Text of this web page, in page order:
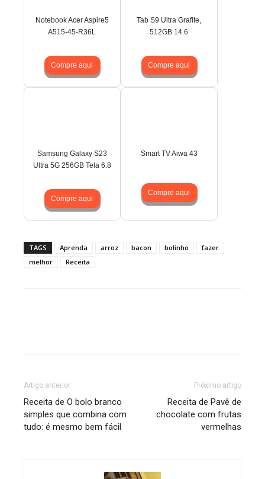
Notebook Acer Aspire5
A515-45-R36L
Compre aqui
Tab S9 Ultra Grafite,
512GB 14.6
Compre aqui
Samsung Galaxy S23
Ultra 5G 256GB Tela 6.8
Compre aqui
Smart TV Aiwa 43
Compre aqui
TAGS Aprenda arroz bacon bolinho
fazer
melhor
Receita
Artigo anterior
Receita de O bolo branco
simples que combina com
tudo: é mesmo bem fácil
Próximo artigo
Receita de Pavê de
chocolate com frutas
vermelhas